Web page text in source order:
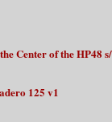
Center of the HP48
125 v1